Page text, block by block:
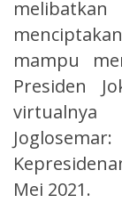
mampu
Presiden
virtualnya
Mei 2021.